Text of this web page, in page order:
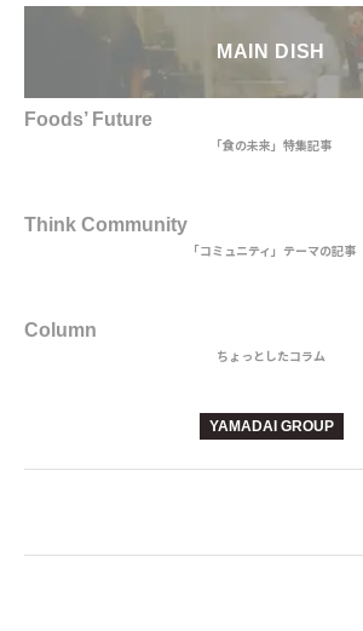
MAIN DISH
Foods’ Future
「食の未来」特集記事
Think Community
「コミュニティ」テーマの記事
Column
ちょっとしたコラム
YAMADAI GROUP